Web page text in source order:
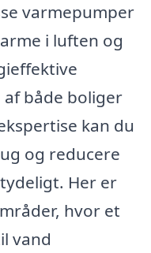
varmepumper
i luften og
både boliger
kan du
og reducere
Her er
hvor et
vand